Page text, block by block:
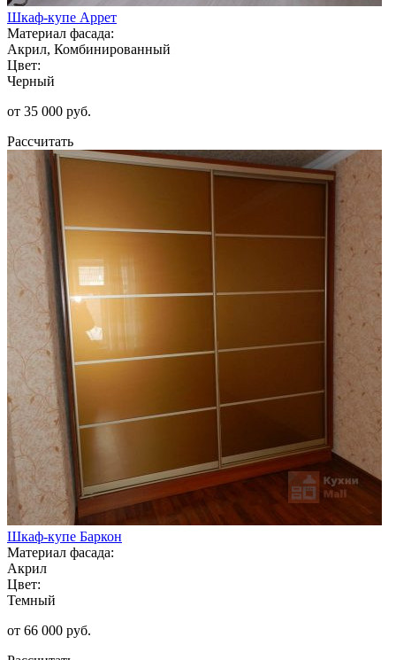
Шкаф-купе Аррет
Материал фасада:
Акрил, Комбинированный
Цвет:
Черный
от 35 000 руб.
Рассчитать
Шкаф-купе Баркон
Материал фасада:
Акрил
Цвет:
Темный
от 66 000 руб.